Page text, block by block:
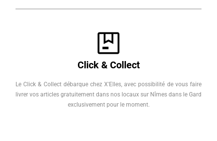
Click & Collect
Le Click & Collect débarque chez X'Elles, avec possibilité de vous faire
livrer vos articles gratuitement dans nos locaux sur Nîmes dans le Gard
exclusivement pour le moment.